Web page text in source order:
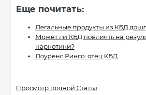
Еще почитать:
Легальные продукты из КБД
Может ли КБД повлиять на
наркотики?
Лоуренс Ринго: отец КБД
Просмотр полной Статья